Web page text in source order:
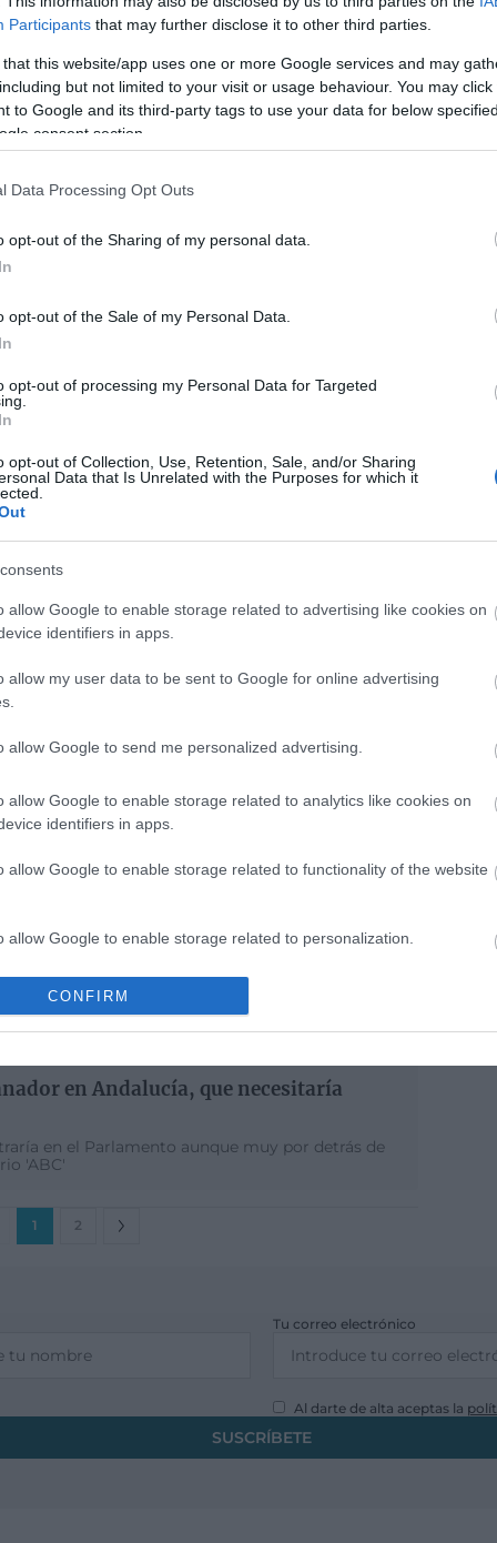
Participants that may further disclose it to other third parties.
that this website/app uses one or more Google services and may
but not limited to your visit or usage behaviour. You may
to Google and its third-party tags to use your data for below
consent section.
Data Processing Opt Outs
opt-out of the Sharing of my personal data.
opt-out of the Sale of my Personal Data.
opt-out of processing my Personal Data for Targeted
opt-out of Collection, Use, Retention, Sale, and/or Sharing
Data that Is Unrelated with the Purposes for which it
allow Google to enable storage related to advertising like cookies on
identifiers in apps.
allow my user data to be sent to Google for online advertising
allow Google to send me personalized advertising.
allow Google to enable storage related to analytics like cookies on
identifiers in apps.
allow Google to enable storage related to functionality of the website
allow Google to enable storage related to personalization.
allow Google to enable storage related to security, including
functionality and fraud prevention, and other user protection.
CONFIRM
cae por debajo de los 30.000 dólares y
de un mes
20/07/2021
prolonga su racha bajista y pierde los 30.000 dólares
vez desde el pasado 22 de junio. La criptomoneda
que hoy recorta más de un 3%, ya ha borrado
las ganancias que acumulaba en el año.
americanas 'cazan' 24 firmas europeas
de los mercados europeos empiezan a
con preocupación la posibilidad de que decenas de
colisiona con un iceberg y se hunde en
07/2021
de evacuación fue extremadamente compleja a
varias causas. El hundimiento del Titanic se cobró la
ipsum dolor sit amet consectetur
elit fusce tortor eros rutrum a sapien
ne
dolor sit amet, consectetur adipiscing elit,
accumsan vehicula sem, id rhoncus augue
id, donec posuere viverra auctor, vestibulum volutpat
adjudica nuevos contratos de autobuses
e Italia
con sede en Beasáin se ha adjudicado contratos
íntegro en semilibertad de penas de
de la finca donde murió Julen
en Andalucía, que necesitaría
en el Parlamento aunque muy por detrás de
'ABC'
1 2
Lo
Tu correo electrónico
Al darte de alta aceptas la
SUSCRÍBETE